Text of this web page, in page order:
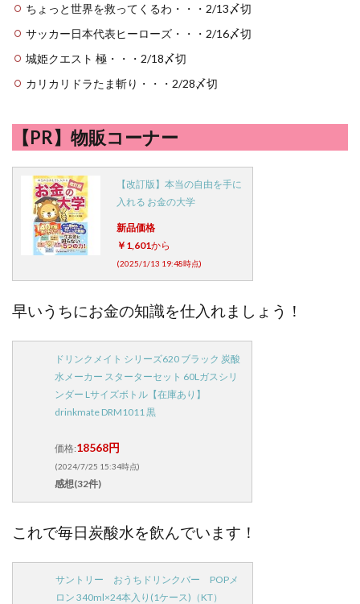
ちょっと世界を救ってくるわ・・・2/13〆切
サッカー日本代表ヒーローズ・・・2/16〆切
城姫クエスト 極・・・2/18〆切
カリカリドラたま斬り・・・2/28〆切
【PR】物販コーナー
【改訂版】本当の自由を手に
入れる お金の大学
新品価格
￥1,601から
(2025/1/13 19:48時点)
早いうちにお金の知識を仕入れましょう！
ドリンクメイト シリーズ620 ブラック 炭酸
水メーカー スターターセット 60Lガスシリ
ンダー Lサイズボトル【在庫あり】
drinkmate DRM1011 黒
価格:18568円
(2024/7/25 15:34時点)
感想(32件)
これで毎日炭酸水を飲んでいます！
サントリー おうちドリンクバー POPメ
ロン 340ml×24本入り(1ケース)（KT）